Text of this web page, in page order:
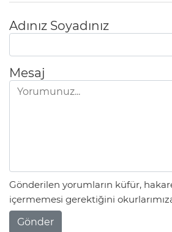
Adınız Soyadınız
Mesaj
Gönderilen yorumların küfür,
içermemesi gerektiğini
Gönder